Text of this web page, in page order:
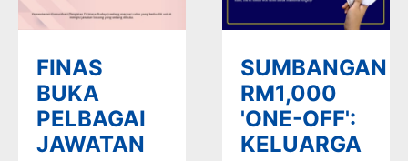
FINAS
BUKA
PELBAGAI
JAWATAN
SUMBANGAN
RM1,000
'ONE-OFF':
KELUARGA